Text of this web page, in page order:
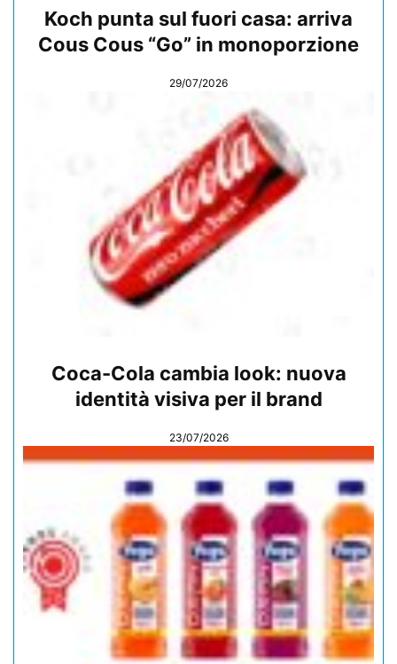
Koch punta sul fuori casa: arriva
Cous Cous “Go” in monoporzione
29/07/2026
Coca-Cola cambia look: nuova
identità visiva per il brand
23/07/2026